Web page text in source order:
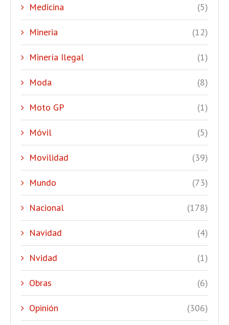
Medicina (5)
Mineria (12)
Minería Ilegal (1)
Moda (8)
Moto GP (1)
Móvil (5)
Movilidad (39)
Mundo (73)
Nacional (178)
Navidad (4)
Nvidad (1)
Obras (6)
Opinión (306)